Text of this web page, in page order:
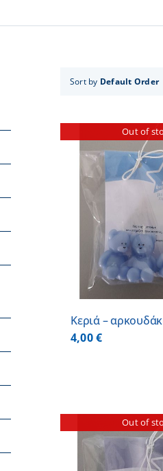
Sort by Default Order
Out of
Κεριά –
4,00€
ADD
Out of